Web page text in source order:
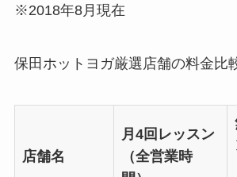
※2018年8月現在
保田ホットヨガ厳選店舗の料金比
店舗名
月4回レッスン
（全営業時